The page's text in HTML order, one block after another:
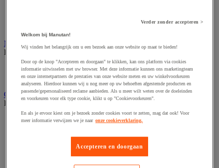
Medische hulpmiddelen en oefentherapie
Bekijk de hele productgroep
Elektrostimulatie en echografie
Revalidatie
Opvangbak en opvangmaterieel
Bekijk de hele productgroep
Aftapsteun voor vaten
Gasflessenopslag
Laboratoriumlade
Mobiele opvangbak
Verder zonder accepteren >
Welkom bij Manutan!
Wij vinden het belangrijk om u een bezoek aan onze website op maat te bieden!
Door op de knop "Accepteren en doorgaan" te klikken, kan ons platform via cookies
informatie uitwisselen met uw browser. Met deze informatie kunnen ons marketingteam
en onze internetpartners de prestaties van onze website meten en uw winkelvoorkeuren
analyseren. Hierdoor kunnen wij u nog meer op uw behoeften afgestemde producten en
passende/gepersonaliseerd reclame aanbieden. Als u meer wilt weten over de doeleinden
en voorkeuren voor elk type cookie, klikt u op "Cookievoorkeuren".
En als je ervoor kiest om je bezoek zonder cookies voort te zetten, mag dat ook! Voor
meer informatie verwijzen we je naar onze cookieverklaring.
Accepteren en doorgaan